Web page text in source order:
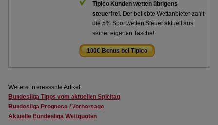
Tipico Kunden wetten übrigens
steuerfrei. Der beliebte Wettanbieter zahlt
die 5% Sportwetten Steuer aktuell aus
seiner eigenen Tasche!
100€ Bonus bei Tipico
Weitere interessante Artikel:
Bundesliga Tipps vom aktuellen Spieltag
Bundesliga Prognose / Vorhersage
Aktuelle Bundesliga Wettquoten